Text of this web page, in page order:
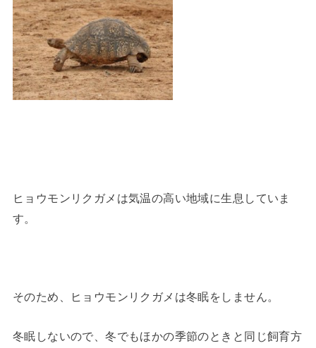
ヒョウモンリクガメは気温の高い地域に生息していま
す。
そのため、ヒョウモンリクガメは冬眠をしません。
冬眠しないので、冬でもほかの季節のときと同じ飼育方